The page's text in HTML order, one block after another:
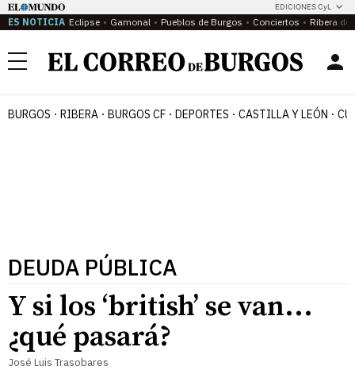
EDICIONES CyL
ES NOTICIA Eclipse Gamonal Pueblos de Burgos Conciertos Ribera del
Menú
BURGOS RIBERA BURGOS CF DEPORTES CASTILLA Y LEÓN
DEUDA PÚBLICA
Y si los ‘british’ se van...
¿qué pasará?
José Luis Trasobares